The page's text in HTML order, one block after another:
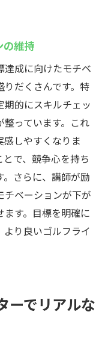
ルフを体験
の維持
達成に向けたモチベ
だくさんです。特
期的にスキルチェッ
っています。これ
しやすくなりま
で、競争心を持ち
さらに、講師が励
チベーションが下が
す。目標を明確に
り良いゴルフライ
ーでリアルな